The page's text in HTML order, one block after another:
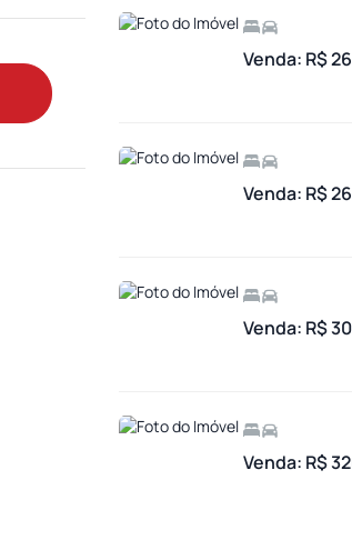
Venda: R$
Venda: R$
Venda: R$
Venda: R$